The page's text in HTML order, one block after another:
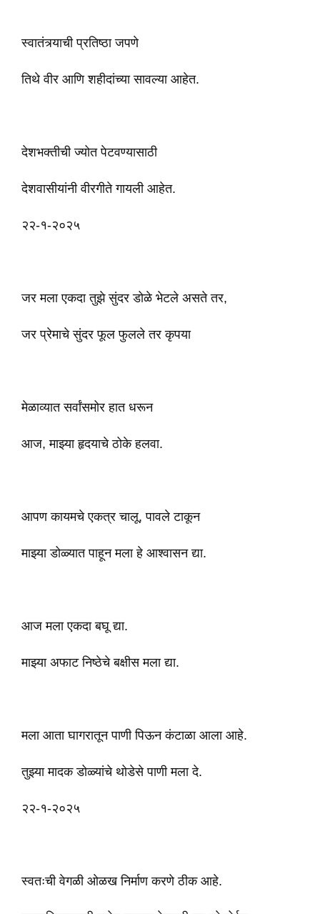
स्वातंत्र्याची प्रतिष्ठा जपणे
तिथे वीर आणि शहीदांच्या सावल्या आहेत.
देशभक्तीची ज्योत पेटवण्यासाठी
देशवासीयांनी वीरगीते गायली आहेत.
२२-१-२०२५
जर मला एकदा तुझे सुंदर डोळे भेटले असते तर,
जर प्रेमाचे सुंदर फूल फुलले तर कृपया
मेळाव्यात सर्वांसमोर हात धरून
आज, माझ्या हृदयाचे ठोके हलवा.
आपण कायमचे एकत्र चालू, पावले टाकून
माझ्या डोळ्यात पाहून मला हे आश्वासन द्या.
आज मला एकदा बघू द्या.
माझ्या अफाट निष्ठेचे बक्षीस मला द्या.
मला आता घागरातून पाणी पिऊन कंटाळा आला आहे.
तुझ्या मादक डोळ्यांचे थोडेसे पाणी मला दे.
२२-१-२०२५
स्वतःची वेगळी ओळख निर्माण करणे ठीक आहे.